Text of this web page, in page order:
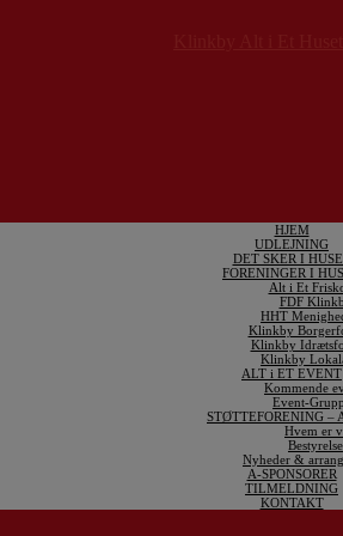
HJEM
UDLEJNING
DET SKER I
FORENINGER I
Alt i Et
FDF
HHT
Klinkby
Klinkby
Klinkby
ALT i ET EVENT
Kommende
Event-
STØTTEFORENING –
Hvem er
Bestyrelse
Nyheder &
A-SPONSORER
TILMELDNING
KONTAKT